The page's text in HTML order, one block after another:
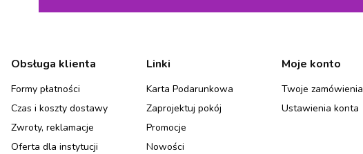
Linki w stopce
Obsługa klienta
Formy płatności
Czas i koszty dostawy
Zwroty, reklamacje
Oferta dla instytucji
Linki
Karta Podarunkowa
Zaprojektuj pokój
Promocje
Nowości
Moje konto
Twoje zamówienia
Ustawienia konta